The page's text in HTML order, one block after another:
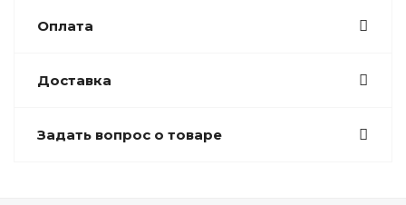
Оплата
Доставка
Задать вопрос о товаре